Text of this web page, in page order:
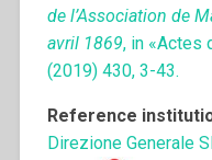
de l’Association de
avril 1869, in «Actes
(2019) 430, 3-43.
Reference
Direzione Generale